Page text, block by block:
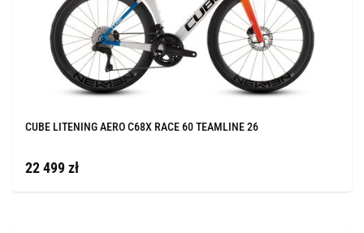
CUBE LITENING AERO C68X RACE 60 TEAMLINE 26
22 499 zł